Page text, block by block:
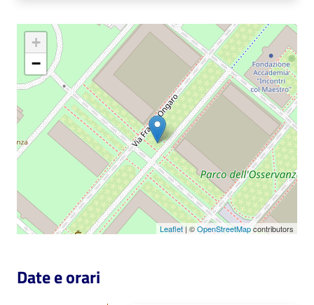
on line
Eventi
bibliotecario
Avvisi
Orari
+
−
Leaflet | ©OpenStreetMapcontributors
Date e orari